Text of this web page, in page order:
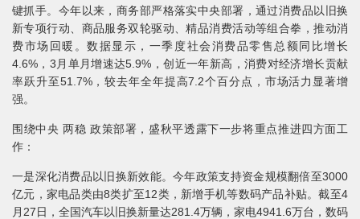
键抓手。今年以来，商务部严格落实中央部署，通过消费品以旧换
新专项行动、商品服务双轮驱动、精品消费活动等组合拳，推动消
费市场回暖。数据显示，一季度社会消费品零售总额同比增长
4.6%，3月单月增速达5.9%，创近一年新高，消费对经济增长贡献
率跃升至51.7%，较去年全年提高7.2个百分点，市场活力显著增
强。
围绕中央 两稳 政策部署，盛秋平透露下一步将重点推进四方面工
作：
一是深化消费品以旧换新效能。今年政策支持资金规模翻倍至3000
亿元，家电品类由8类扩至12类，新增手机等数码产品补贴。截至4
月27日，全国汽车以旧换新量达281.4万辆，家电4941.6万台，数码